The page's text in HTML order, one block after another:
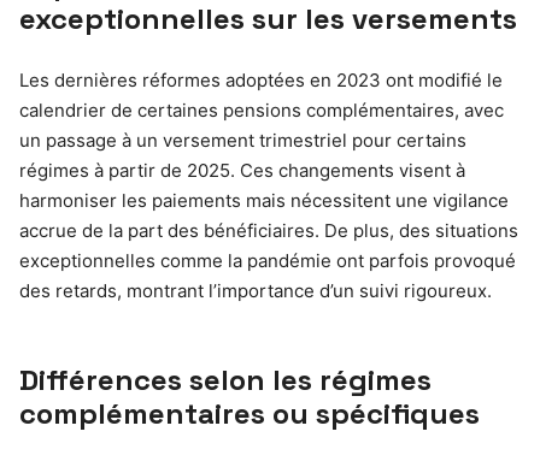
exceptionnelles sur les versements
Les dernières réformes adoptées en 2023 ont modifié le
calendrier de certaines pensions complémentaires, avec
un passage à un versement trimestriel pour certains
régimes à partir de 2025. Ces changements visent à
harmoniser les paiements mais nécessitent une vigilance
accrue de la part des bénéficiaires. De plus, des situations
exceptionnelles comme la pandémie ont parfois provoqué
des retards, montrant l’importance d’un suivi rigoureux.
Différences selon les régimes
complémentaires ou spécifiques